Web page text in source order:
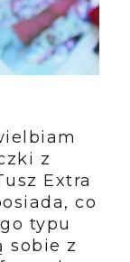
z
Extra
co
typu
sobie z